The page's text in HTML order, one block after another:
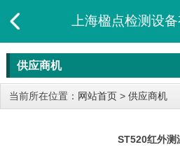
上海楹点检测设
供应商机
当前所在位置： 网站首页 > 供应商机
ST520红​外测